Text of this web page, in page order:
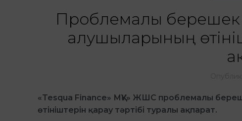
Проблемалы берешек
алушыларының
«Tesqua Finance» МҚҰ» ЖШС проблемалы
өтініштерін қарау тәртібі туралы ақпарат.